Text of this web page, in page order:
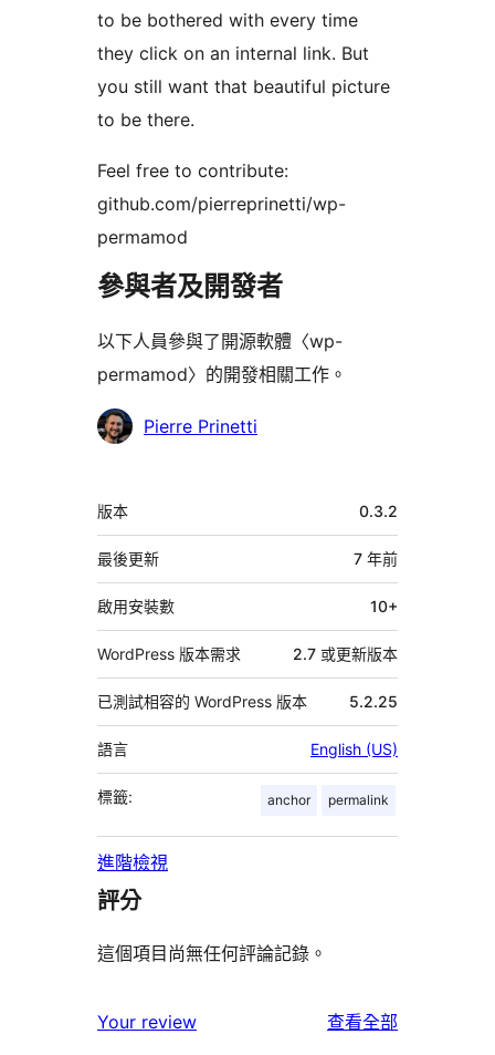
to be bothered with every time
they click on an internal link. But
you still want that beautiful picture
to be there.
Feel free to contribute:
github.com/pierreprinetti/wp-
permamod
參與者及開發者
以下人員參與了開源軟體〈wp-
permamod〉的開發相關工作。
參
Pierre Prinetti
中
繼
資
料
版本 0.3.2
最後更新 7 年前
啟用安裝數 10+
WordPress 版本需求 2.7 或更新版本
已測試相容的 WordPress 版本 5.2.25
語言 English (US)
標籤: anchor permalink
進階檢視
評分
這個項目尚無任何評論記錄。
Your review 查看全部